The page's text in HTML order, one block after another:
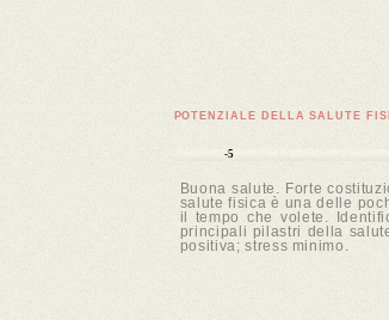
POTENZIALE DELLA SALUTE
-5
Buona salute. Forte
salute fisica è una delle
il tempo che volete.
principali pilastri della
positiva; stress minimo.